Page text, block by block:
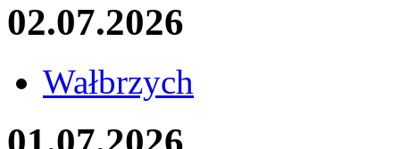
02.07.2026
Wałbrzych